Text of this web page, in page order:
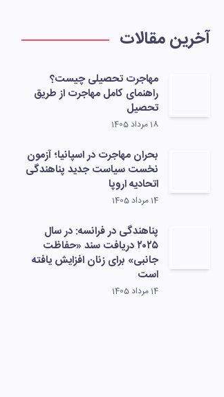
آخرین مقالات
مهاجرت تحصیلی چیست؟
راهنمای کامل مهاجرت از طریق
تحصیل
18 مرداد 1405
بحران مهاجرت در اسپانیا؛ آزمون
نخست سیاست جدید پناهندگی
اتحادیه اروپا
14 مرداد 1405
پناهندگی در فرانسه: در سال
۲۰۲۵ دریافت سند «حفاظت
جانبی» برای زنان افزایش یافته
است
14 مرداد 1405